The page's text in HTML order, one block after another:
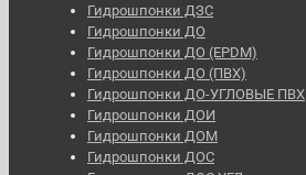
Гидрошпонки ДЗС
Гидрошпонки ДО
Гидрошпонки ДО (EPDM)
Гидрошпонки ДО (ПВХ)
Гидрошпонки ДО-УГЛОВЫЕ ПВХ
Гидрошпонки ДОИ
Гидрошпонки ДОМ
Гидрошпонки ДОС